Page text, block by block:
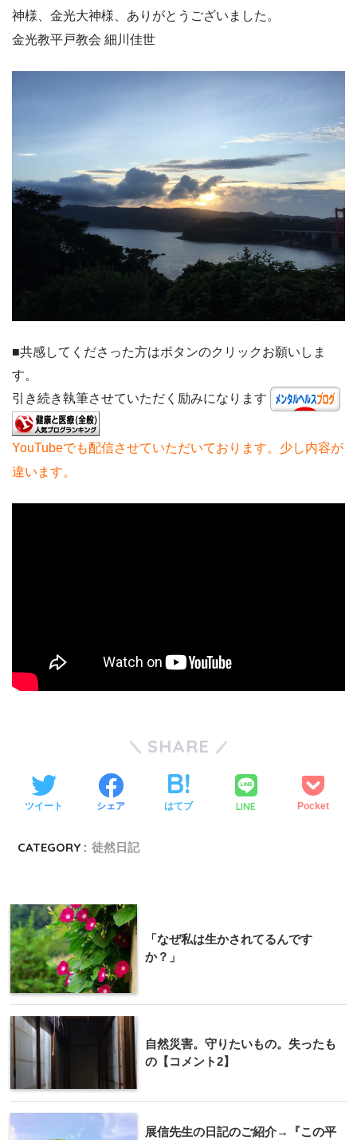
神様、金光大神様、ありがとうございました。
金光教平戸教会 細川佳世
■共感してくださった方はボタンのクリックお願いしま
す。
引き続き執筆させていただく励みになります
YouTubeでも配信させていただいております。少し内容が
違います。
SHARE
ツイート シェア はてブ LINE Pocket
CATEGORY : 徒然日記
「なぜ私は生かされてるんです
か？」
自然災害。守りたいもの。失ったも
の【コメント2】
展信先生の日記のご紹介→『この平